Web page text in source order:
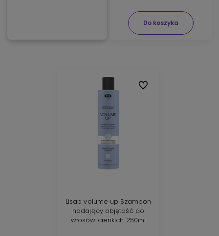
Do koszyka
Lisap volume up Szampon
nadający objętość do
włosów cienkich 250ml
Do ulubionych